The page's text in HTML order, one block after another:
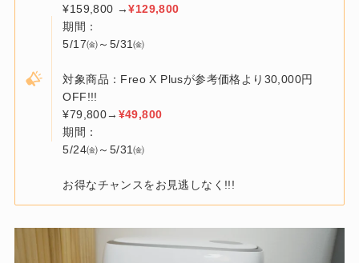
¥159,800 →¥129,800
期間：
5/17㈮～5/31㈮
対象商品：Freo X Plusが参考価格より30,000円
OFF!!!
¥79,800→ ¥49,800
期間：
5/24㈮～5/31㈮
お得なチャンスをお見逃しなく!!!